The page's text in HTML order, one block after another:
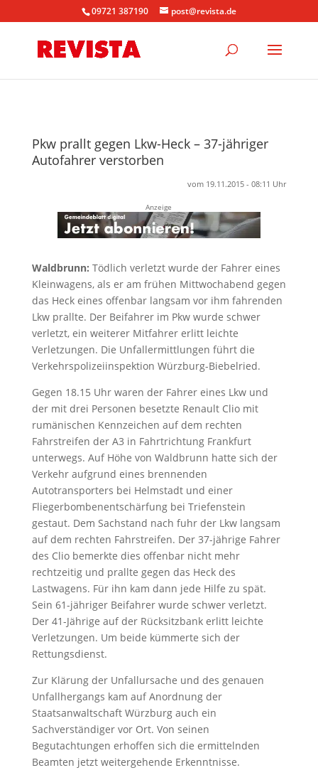
09721 387190 post@revista.de
Pkw prallt gegen Lkw-Heck – 37-jähriger
Autofahrer verstorben
vom 19.11.2015 - 08:11 Uhr
Anzeige
Waldbrunn: Tödlich verletzt wurde der Fahrer eines
Kleinwagens, als er am frühen Mittwochabend gegen
das Heck eines offenbar langsam vor ihm fahrenden
Lkw prallte. Der Beifahrer im Pkw wurde schwer
verletzt, ein weiterer Mitfahrer erlitt leichte
Verletzungen. Die Unfallermittlungen führt die
Verkehrspolizeiinspektion Würzburg-Biebelried.
Gegen 18.15 Uhr waren der Fahrer eines Lkw und
der mit drei Personen besetzte Renault Clio mit
rumänischen Kennzeichen auf dem rechten
Fahrstreifen der A3 in Fahrtrichtung Frankfurt
unterwegs. Auf Höhe von Waldbrunn hatte sich der
Verkehr aufgrund eines brennenden
Autotransporters bei Helmstadt und einer
Fliegerbombenentschärfung bei Triefenstein
gestaut. Dem Sachstand nach fuhr der Lkw langsam
auf dem rechten Fahrstreifen. Der 37-jährige Fahrer
des Clio bemerkte dies offenbar nicht mehr
rechtzeitig und prallte gegen das Heck des
Lastwagens. Für ihn kam dann jede Hilfe zu spät.
Sein 61-jähriger Beifahrer wurde schwer verletzt.
Der 41-Jährige auf der Rücksitzbank erlitt leichte
Verletzungen. Um beide kümmerte sich der
Rettungsdienst.
Zur Klärung der Unfallursache und des genauen
Unfallhergangs kam auf Anordnung der
Staatsanwaltschaft Würzburg auch ein
Sachverständiger vor Ort. Von seinen
Begutachtungen erhoffen sich die ermittelnden
Beamten jetzt weitergehende Erkenntnisse.